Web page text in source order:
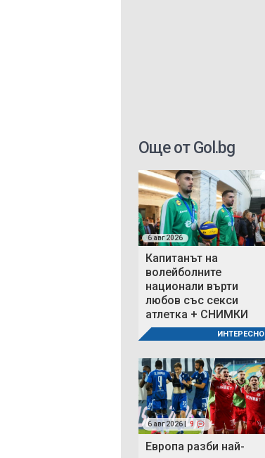
Още от Gol.bg
6 авг 2026
Капитанът на
волейболните
национали върти
любов със секси
атлетка + СНИМКИ
ИНТЕРЕСНО
6 авг 2026 | 9
Европа разби най-